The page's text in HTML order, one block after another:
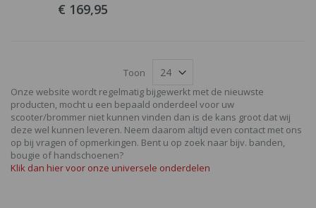
€ 169,95
Toon
Onze website wordt regelmatig bijgewerkt met de nieuwste
producten, mocht u een bepaald onderdeel voor uw
scooter/brommer niet kunnen vinden dan is de kans groot dat wij
deze wel kunnen leveren. Neem daarom altijd even contact met ons
op bij vragen of opmerkingen. Bent u op zoek naar bijv. banden,
bougie of handschoenen?
Klik dan hier voor onze universele onderdelen